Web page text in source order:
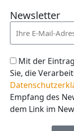
Newsletter
Mit der
Sie, die
Empfang des
dem Link im